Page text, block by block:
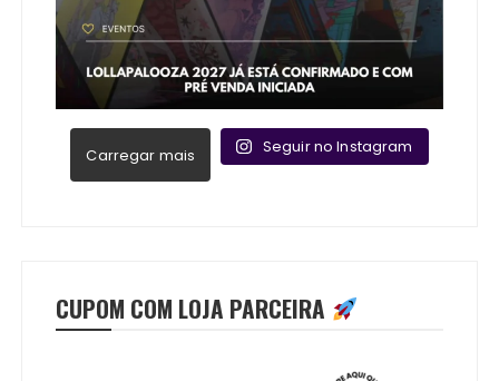
Carregar mais Seguir no Instagram
CUPOM COM LOJA PARCEIRA